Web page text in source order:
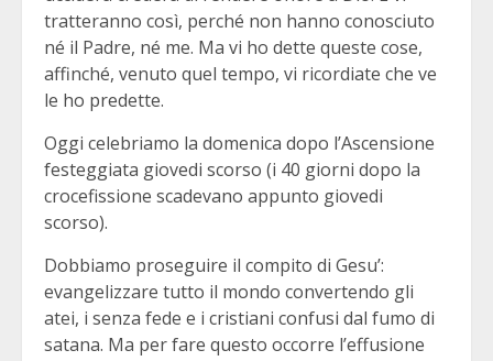
tratteranno così, perché non hanno conosciuto
né il Padre, né me. Ma vi ho dette queste cose,
affinché, venuto quel tempo, vi ricordiate che ve
le ho predette.
Oggi celebriamo la domenica dopo l’Ascensione
festeggiata giovedi scorso (i 40 giorni dopo la
crocefissione scadevano appunto giovedi
scorso).
Dobbiamo proseguire il compito di Gesu’:
evangelizzare tutto il mondo convertendo gli
atei, i senza fede e i cristiani confusi dal fumo di
satana. Ma per fare questo occorre l’effusione